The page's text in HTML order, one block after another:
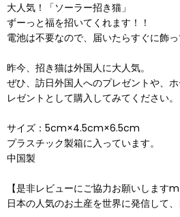
大人気！「ソーラー招き猫」
ずーっと福を招いてくれます！！
電池は不要なので、届いたらすぐに飾っ
昨今、招き猫は外国人に大人気。
ぜひ、訪日外国人へのプレゼントや、
レゼントとして購入してみてください。
サイズ：5cm×4.5cm×6.5cm
プラスチック製箱に入っています。
中国製
【是非レビューにご協力お願いします
日本の人気のお土産を世界に発信して